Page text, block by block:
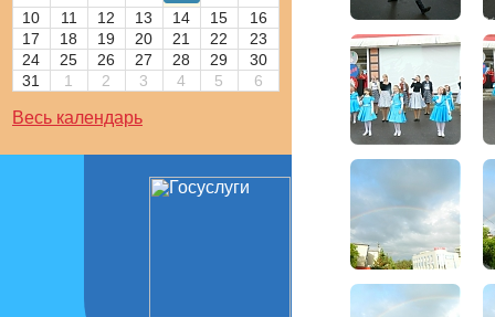
10 11 12 13 14 15
16
17
18 19 20 21 22
23
24
25 26 27 28 29
30
31
1 2 3 4 5 6
Весь календарь